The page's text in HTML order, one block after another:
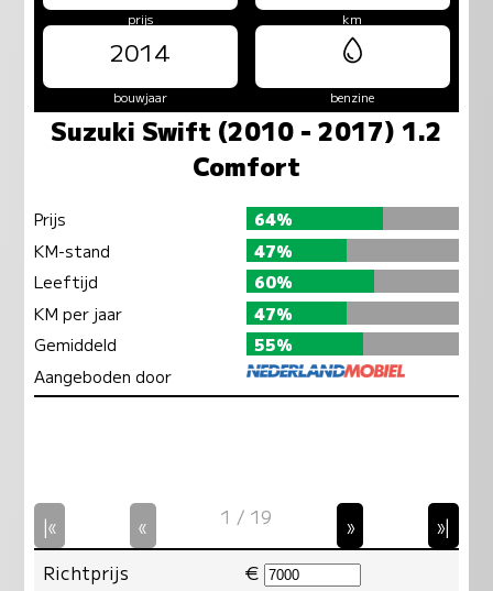
prijs km
2014
bouwjaar benzine
Suzuki Swift (2010 - 2017) 1.2
Comfort
Prijs
64%
KM-stand
47%
Leeftijd
60%
KM per jaar
47%
Gemiddeld
55%
Aangeboden door
|« « 1 / 19 »
»|
Richtprijs
€